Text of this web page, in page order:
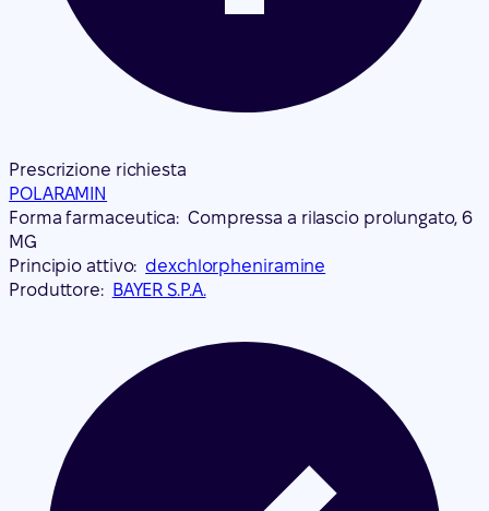
Prescrizione richiesta
POLARAMIN
Forma farmaceutica: Compressa a rilascio prolungato, 6
MG
Principio attivo: dexchlorpheniramine
Produttore: BAYER S.P.A.